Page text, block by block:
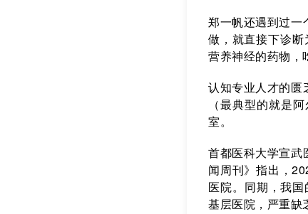
郑一帆还遇到过一
做，就直接下诊断
营养神经的药物，
认知专业人才的匮
（最典型的就是
室。
首都医科大学宣武
闻周刊》指出，
医院。同期，我
基层医院，严重缺